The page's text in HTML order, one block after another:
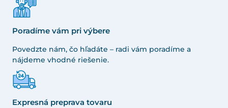
Poradíme vám pri výbere
Povedzte nám, čo hľadáte – radi vám poradíme a
nájdeme vhodné riešenie.
Expresná preprava tovaru